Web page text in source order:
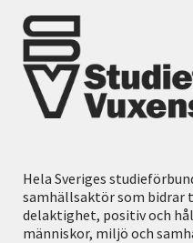
Hela Sveriges
samhällsaktör som bidrar
delaktighet, positiv och
människor, miljö och